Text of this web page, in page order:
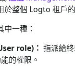
於整個 Logto 租戶
一種：
role)： 指派給
的權限。